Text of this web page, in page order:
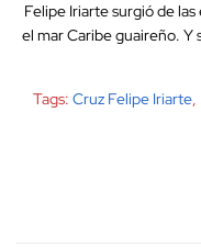
Felipe Iriarte surgió de
el mar Caribe guaireño. Y
Tags: Cruz Felipe Iriarte,